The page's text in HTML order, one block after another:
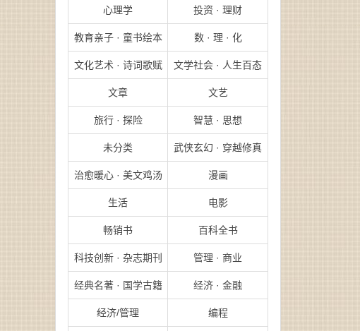
心理学 投资 · 理财
教育亲子 · 童书绘本 数 · 理 · 化
文化艺术 · 诗词歌赋 文学社会 · 人生百态
文章 文艺
旅行 · 探险 智慧 · 思想
未分类 武侠玄幻 · 穿越修真
治愈暖心 · 美文鸡汤 漫画
生活 电影
畅销书 百科全书
科技创新 · 杂志期刊 管理 · 商业
经典名著 · 国学古籍 经济 · 金融
经济/管理 编程